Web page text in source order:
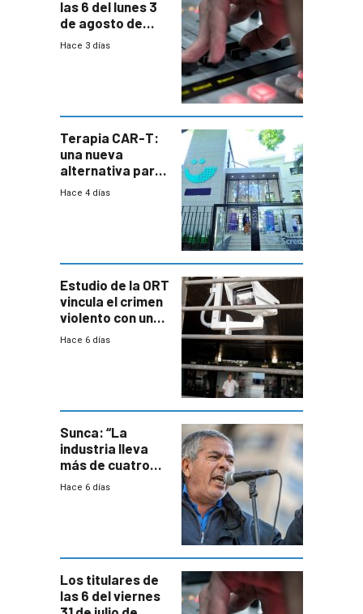
las 6 del lunes 3
de agosto de
2026
Hace 3 días
Terapia CAR-T:
una nueva
alternativa para
niños y
Hace 4 días
Estudio de la ORT
vincula el crimen
violento con una
menor creación
Hace 6 días
Sunca: “La
industria lleva
más de cuatro
meses sin
Hace 6 días
Los titulares de
las 6 del viernes